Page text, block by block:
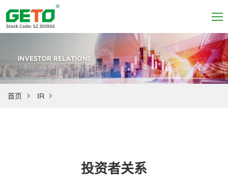
首页 IR
投资者关系